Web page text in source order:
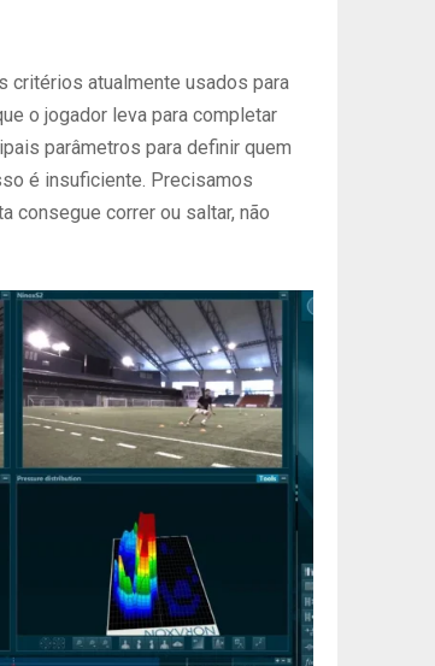
critérios atualmente usados para
o jogador leva para completar
parâmetros para definir quem
é insuficiente. Precisamos
consegue correr ou saltar, não